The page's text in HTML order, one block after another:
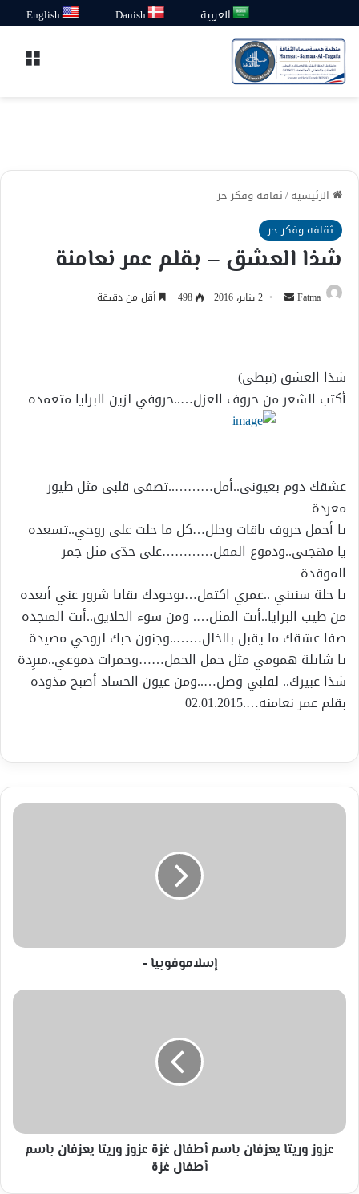
العربية Danish
English
الرئيسية/ثقافه وفكر حر
ثقافه وفكر حر
شذا العشق – بقلم عمر نعامنة
Fatma
أرسل 2 يناير، 2016 498 أقل من دقيقة
شذا العشق (نبطي)
أكتب الشعر من حروف الغزل…..حروفي لزين البرايا متعمده
عشقك دوم بعيوني..أمل………..تصفي قلبي مثل طيور
مغردة
يا أجمل حروف باقات وحلل…كل ما حلت على روحي..تسعده
يا مهجتي..ودموع المقل…………على خدّي مثل جمر
الموقدة
يا حلة سنيني ..عمري اكتمل…بوجودك بقايا شرور عني أبعده
من طيب البرايا..أنت المثل…. ومن سوء الخلايق..أنت المنجدة
صفا عشقك ما يقبل بالخلل……..وجنون حبك لروحي مصيدة
يا شايلة همومي مثل حمل الجمل……وجمرات دموعي..مبرِدة
شذا عبيرك.. لقلبي وصل…..ومن عيون الحساد أصبح مذوده
بقلم عمر نعامنه….02.01.2015
إسلاموفوبيا
إسلاموفوبيا -
عزوز
يعزفان
باسم
عزوز وريتا يعزفان باسم أطفال غزة عزوز وريتا يعزفان باسم
أطفال غزة